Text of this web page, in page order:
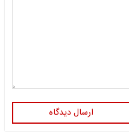
ارسال دیدگاه